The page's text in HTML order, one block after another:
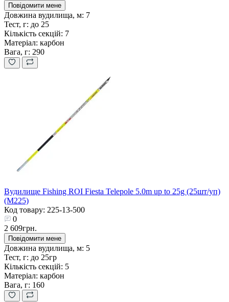
Повідомити мене
Довжина вудилища, м: 7
Тест, г: до 25
Кількість секцій: 7
Матеріал: карбон
Вага, г: 290
Вудилище Fishing ROI Fiesta Telepole 5.0m up to 25g (25шт/уп)
(M225)
Код товару: 225-13-500
0
2 609грн.
Повідомити мене
Довжина вудилища, м: 5
Тест, г: до 25гр
Кількість секцій: 5
Матеріал: карбон
Вага, г: 160